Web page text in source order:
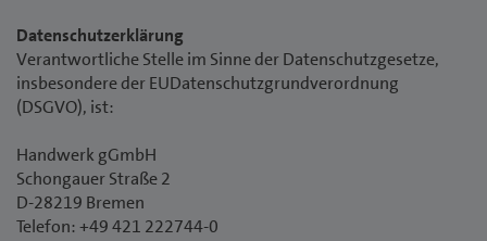
Datenschutzerklärung
Verantwortliche Stelle im Sinne der Datenschutzgesetze,
insbesondere der EUDatenschutzgrundverordnung
(DSGVO), ist:
Handwerk gGmbH
Schongauer Straße 2
D-28219 Bremen
Telefon: +49 421 222744-0